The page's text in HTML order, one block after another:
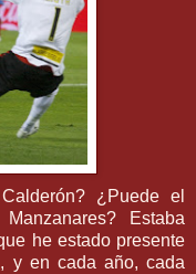
¿Puede el
Estaba
he estado presente
, y en cada año, cada